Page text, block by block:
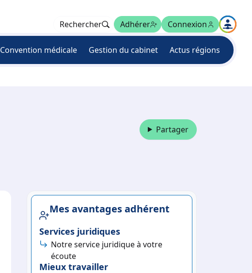
Convention médicale Gestion du cabinet Actus régions
Rechercher Adhérer Connexion
Partager
Mes avantages adhérent
Services juridiques
Notre service juridique à votre
écoute
Mieux travailler